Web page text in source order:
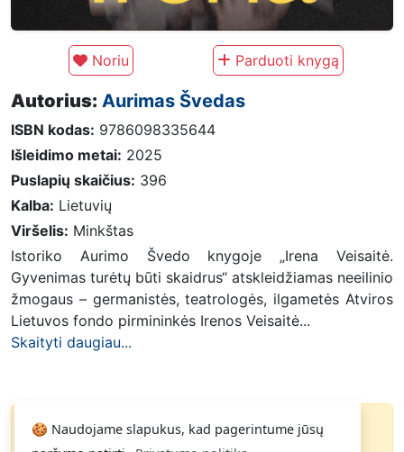
🍪 Naudojame slapukus, kad pagerintume jūsų
Noriu Parduoti knygą
Autorius: Aurimas Švedas
ISBN kodas: 9786098335644
Išleidimo metai: 2025
Puslapių skaičius: 396
Kalba: Lietuvių
Viršelis: Minkštas
Istoriko Aurimo Švedo knygoje „Irena Veisaitė.
Gyvenimas turėtų būti skaidrus“ atskleidžiamas neeilinio
žmogaus – germanistės, teatrologės, ilgametės Atviros
Lietuvos fondo pirmininkės Irenos Veisaitė...
Skaityti daugiau...
Knyga parduota